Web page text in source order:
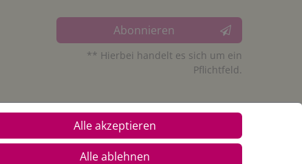
Abonnieren
** Hierbei handelt es sich um ein
Pflichtfeld.
Alle akzeptieren
Alle ablehnen